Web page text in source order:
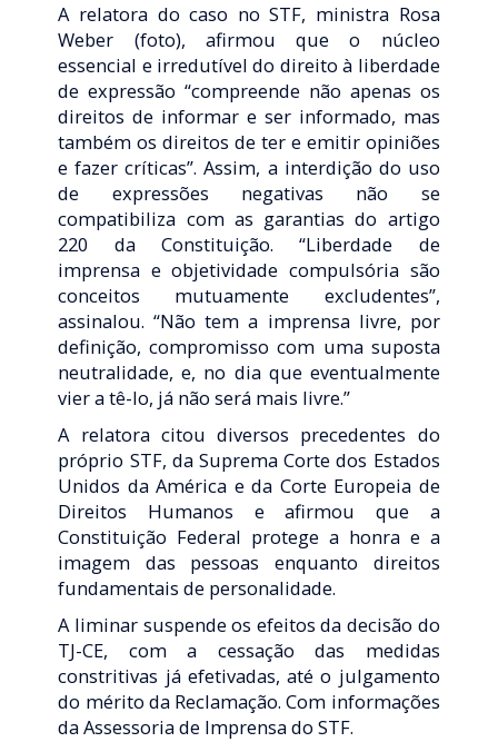
A relatora do caso no STF, ministra Rosa
Weber (foto), afirmou que o núcleo
essencial e irredutível do direito à liberdade
de expressão “compreende não apenas os
direitos de informar e ser informado, mas
também os direitos de ter e emitir opiniões
e fazer críticas”. Assim, a interdição do uso
de expressões negativas não se
compatibiliza com as garantias do artigo
220 da Constituição. “Liberdade de
imprensa e objetividade compulsória são
conceitos mutuamente excludentes”,
assinalou. “Não tem a imprensa livre, por
definição, compromisso com uma suposta
neutralidade, e, no dia que eventualmente
vier a tê-lo, já não será mais livre.”
A relatora citou diversos precedentes do
próprio STF, da Suprema Corte dos Estados
Unidos da América e da Corte Europeia de
Direitos Humanos e afirmou que a
Constituição Federal protege a honra e a
imagem das pessoas enquanto direitos
fundamentais de personalidade.
A liminar suspende os efeitos da decisão do
TJ-CE, com a cessação das medidas
constritivas já efetivadas, até o julgamento
do mérito da Reclamação. Com informações
da Assessoria de Imprensa do STF.